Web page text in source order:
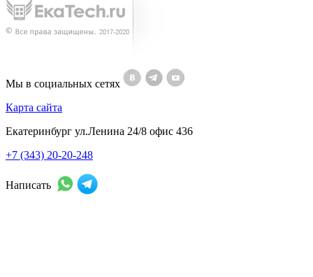
Мы в социальных сетях
Карта сайта
Екатеринбург ул.Ленина 24/8 офис 436
+7 (343) 20-20-248
Написать